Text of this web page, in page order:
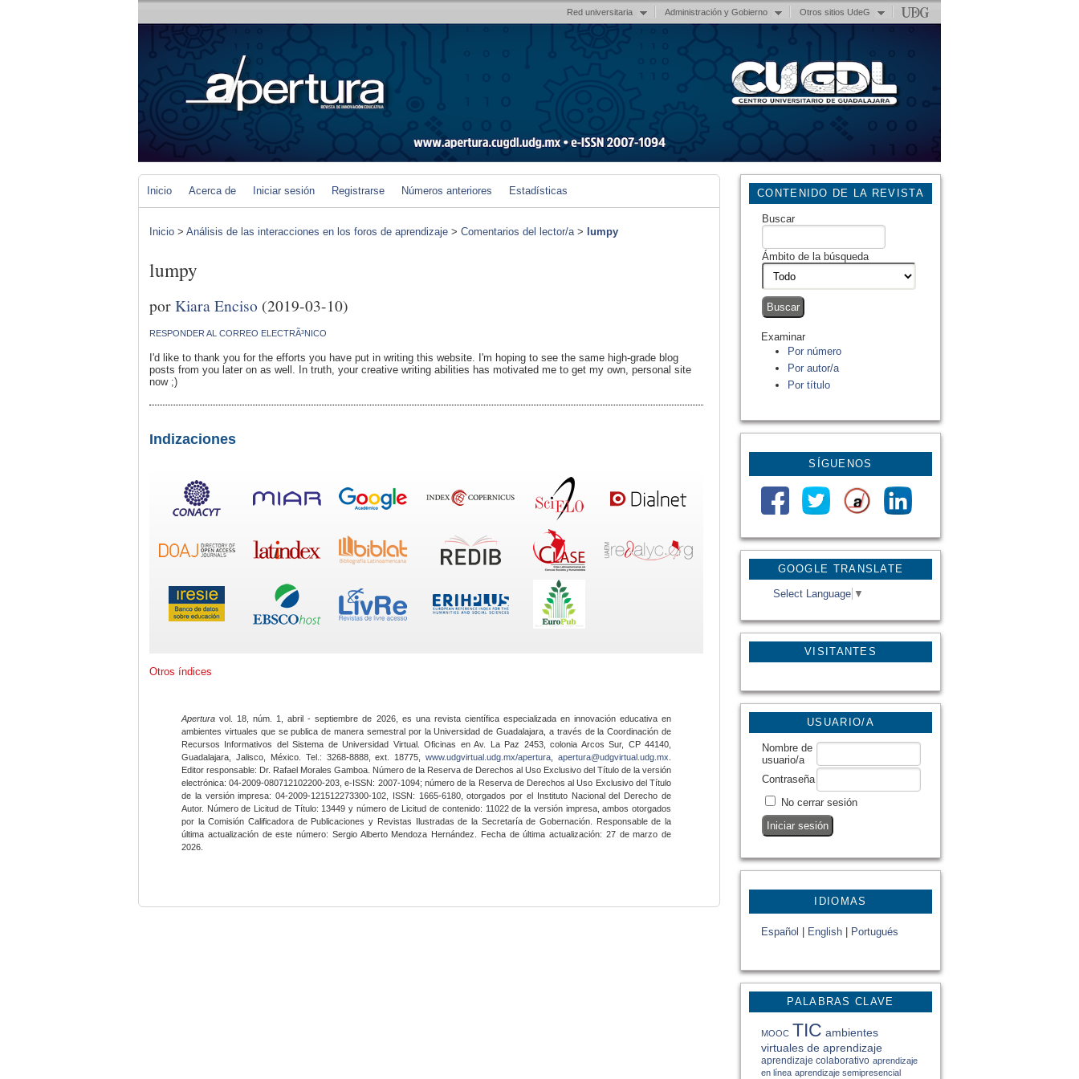
Red universitaria Administración y Gobierno Otros sitios UdeG
GOOGLE TRANSLATE
Select Language ▼
VISITANTES
CONTENIDO DE LA REVISTA
Buscar
Ámbito de la búsqueda
Examinar
Por número
Por autor/a
Por título
SÍGUENOS
USUARIO/A
Nombre de
usuario/a
Contraseña
No cerrar sesión
IDIOMAS
Español English Portugués
PALABRAS CLAVE
MOOC TIC ambientes
virtuales de aprendizaje
aprendizaje colaborativo aprendizaje
en línea aprendizaje semipresencial
Inicio Acerca de Iniciar sesión Registrarse Números anteriores Estadísticas
Inicio > Análisis de las interacciones en los foros de aprendizaje > Comentarios del lector/a> lumpy
lumpy
porKiara Enciso (2019-03-10)
RESPONDER AL CORREO ELECTRÃ³NICO
I'd like to thank you for the efforts you have put in writing this website. I'm hoping to see the same high-grade blog
posts from you later on as well. In truth, your creative writing abilities has motivated me to get my own, personal site
now ;)
Indizaciones
Otros índices
Apertura vol. 18, núm. 1, abril - septiembre de 2026, es una revista científica especializada en innovación educativa en
ambientes virtuales que se publica de manera semestral por la Universidad de Guadalajara, a través de la Coordinación de
Recursos Informativos del Sistema de Universidad Virtual. Oficinas en Av. La Paz 2453, colonia Arcos Sur, CP 44140,
Guadalajara, Jalisco, México. Tel.: 3268-8888, ext. 18775,www.udgvirtual.udg.mx/apertura apertura@udgvirtual.udg.mx
Editor responsable: Dr. Rafael Morales Gamboa. Número de la Reserva de Derechos al Uso Exclusivo del Título de la versión
electrónica: 04-2009-080712102200-203, e-ISSN: 2007-1094; número de la Reserva de Derechos al Uso Exclusivo del Título
de la versión impresa: 04-2009-121512273300-102, ISSN: 1665-6180, otorgados por el Instituto Nacional del Derecho de
Autor. Número de Licitud de Título: 13449 y número de Licitud de contenido: 11022 de la versión impresa, ambos otorgados
por la Comisión Calificadora de Publicaciones y Revistas Ilustradas de la Secretaría de Gobernación. Responsable de la
última actualización de este número: Sergio Alberto Mendoza Hernández. Fecha de última actualización: 27 de marzo de
2026.